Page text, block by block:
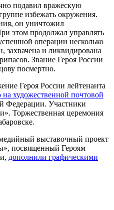
подавил вражескую
избежать окружения.
он уничтожил
этом продолжал управлять
операции несколько
захвачена и ликвидирована
Звание Героя России
посмертно.
Героя России лейтенанта
на художественной почтовой
Федерации. Участники
Торжественная церемония
выставочный проект
посвященный Героям
дополнили графическими